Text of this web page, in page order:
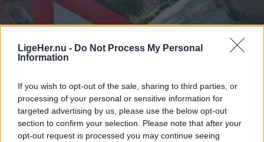
LigeHer.nu - Do Not Process My Personal
Information
If you wish to opt-out of the sale, sharing to third parties, or
processing of your personal or sensitive information for
targeted advertising by us, please use the below opt-out
section to confirm your selection. Please note that after your
opt-out request is processed you may continue seeing
Aktuelt